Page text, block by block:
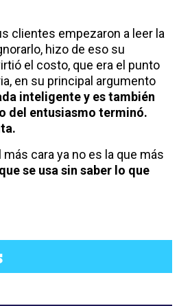
clientes empezaron a leer la
hizo de eso su
el costo, que era el punto
en su principal argumento
inteligente y es también
del entusiasmo terminó.
cara ya no es la que más
se usa sin saber lo que